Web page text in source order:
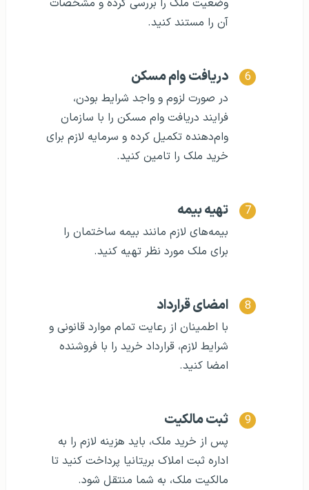
آن را مستند کنید.
دریافت وام مسکن
در صورت لزوم و واجد شرایط بودن،
فرایند دریافت وام مسکن را با سازمان
وام‌دهنده تکمیل کرده و سرمایه لازم برای
خرید ملک را تامین کنید.
تهیه بیمه
بیمه‌های لازم مانند بیمه ساختمان را
برای ملک مورد نظر تهیه کنید.
امضای قرارداد
با اطمینان از رعایت تمام موارد قانونی و
شرایط لازم، قرارداد خرید را با فروشنده
امضا کنید.
ثبت مالکیت
پس از خرید ملک، باید هزینه لازم را به
اداره ثبت املاک بریتانیا پرداخت کنید تا
مالکیت ملک، به شما منتقل شود.